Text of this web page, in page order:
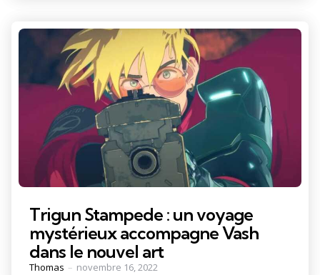
Trigun Stampede : un voyage
mystérieux accompagne Vash
dans le nouvel art
Posted
Thomas novembre 16, 2022